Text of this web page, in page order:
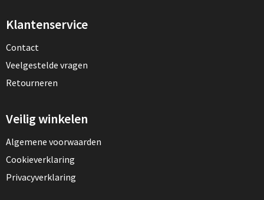
Klantenservice
Contact
Veelgestelde vragen
Retourneren
Veilig winkelen
Algemene voorwaarden
Cookieverklaring
Privacyverklaring